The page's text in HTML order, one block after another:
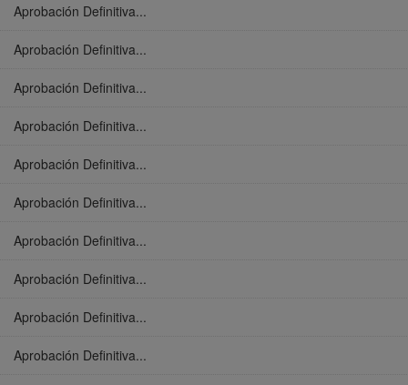
Aprobación Definitiva...
Aprobación Definitiva...
Aprobación Definitiva...
Aprobación Definitiva...
Aprobación Definitiva...
Aprobación Definitiva...
Aprobación Definitiva...
Aprobación Definitiva...
Aprobación Definitiva...
Aprobación Definitiva...